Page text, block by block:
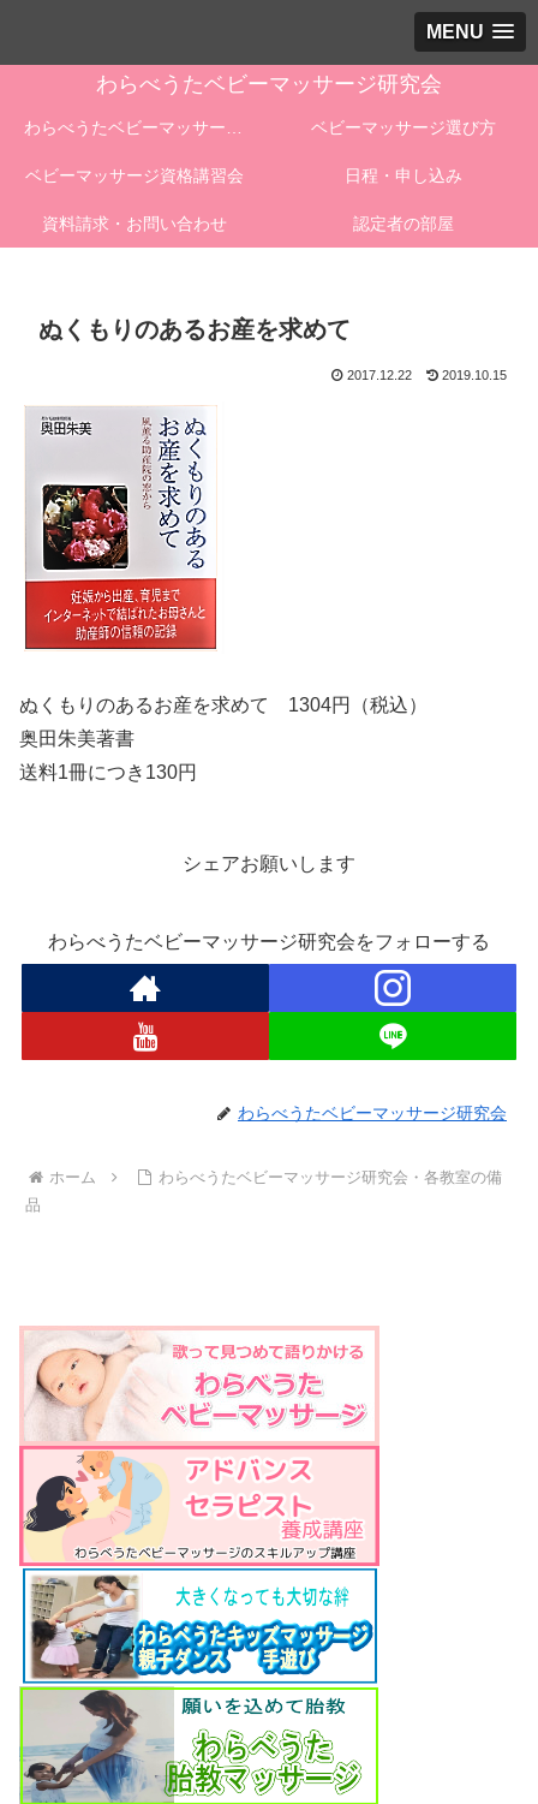
MENU
わらべうたベビーマッサージ研究会
ベビーマッサージ選び方
ベビーマッサージ資格講習会 日程・申し込み
資料請求・お問い合わせ 認定者の部屋
ぬくもりのあるお産を求めて
2017.12.22 2019.10.15
ぬくもりのあるお産を求めて 1304円（税込）
奥田朱美著書
送料1冊につき130円
シェアお願いします
わらべうたベビーマッサージ研究会をフォローする
わらべうたベビーマッサージ研究会
ホーム
わらべうたベビーマッサージ研究会・各教室の備
品